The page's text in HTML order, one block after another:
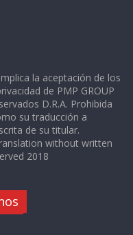
la aceptación de los
de PMP GROUP
D.R.A. Prohibida
su traducción a
de su titular.
without written
2018